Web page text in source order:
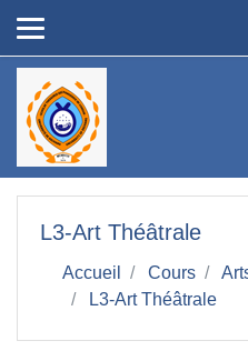
L3-Art Théâtrale
Accueil Cours
L3-Art Théâtrale